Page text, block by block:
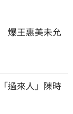
爆王惠美未允
過來人」陳時